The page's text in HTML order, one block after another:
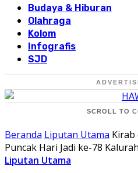
Budaya & Hiburan
Olahraga
Kolom
Infografis
SJD
SCROLL TO
Beranda Liputan Utama Kirab
Puncak Hari Jadi ke-78
Liputan Utama